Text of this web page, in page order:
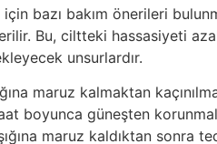
bazı bakım önerileri
Bu, ciltteki hassasiyeti
unsurlardır.
maruz kalmaktan
boyunca güneşten
maruz kaldıktan sonra